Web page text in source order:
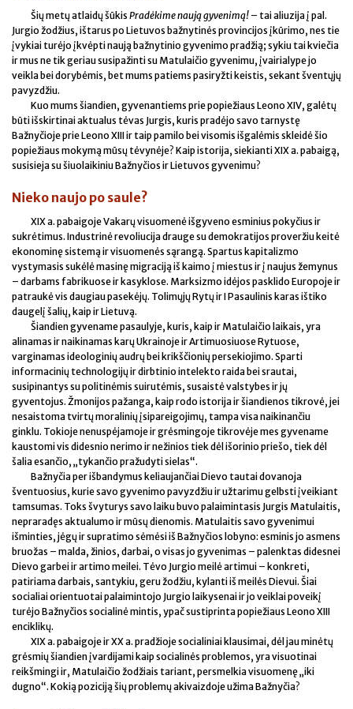
Šių metų atlaidų šūkis Pradėkime naują gyvenimą! – tai aliuzija į pal.
Jurgio žodžius, ištarus po Lietuvos bažnytinės provincijos įkūrimo, nes tie
įvykiai turėjo įkvėpti naują bažnytinio gyvenimo pradžią; sykiu tai kviečia
ir mus ne tik geriau susipažinti su Matulaičio gyvenimu, įvairialype jo
veikla bei dorybėmis, bet mums patiems pasiryžti keistis, sekant šventųjų
pavyzdžiu.
Kuo mums šiandien, gyvenantiems prie popiežiaus Leono XIV, galėtų
būti išskirtinai aktualus tėvas Jurgis, kuris pradėjo savo tarnystę
Bažnyčioje prie Leono XIII ir taip pamilo bei visomis išgalėmis skleidė šio
popiežiaus mokymą mūsų tėvynėje? Kaip istorija, siekianti XIX a. pabaigą,
susisieja su šiuolaikiniu Bažnyčios ir Lietuvos gyvenimu?
Nieko naujo po saule?
XIX a. pabaigoje Vakarų visuomenė išgyveno esminius pokyčius ir
sukrėtimus. Industrinė revoliucija drauge su demokratijos proveržiu keitė
ekonominę sistemą ir visuomenės sąrangą. Spartus kapitalizmo
vystymasis sukėlė masinę migraciją iš kaimo į miestus ir į naujus žemynus
– darbams fabrikuose ir kasyklose. Marksizmo idėjos pasklido Europoje ir
patraukė vis daugiau pasekėjų. Tolimųjų Rytų ir I Pasaulinis karas ištiko
daugelį šalių, kaip ir Lietuvą.
Šiandien gyvename pasaulyje, kuris, kaip ir Matulaičio laikais, yra
alinamas ir naikinamas karų Ukrainoje ir Artimuosiuose Rytuose,
varginamas ideologinių audrų bei krikščionių persekiojimo. Sparti
informacinių technologijų ir dirbtinio intelekto raida bei srautai,
susipinantys su politinėmis suirutėmis, susaistė valstybes ir jų
gyventojus. Žmonijos pažanga, kaip rodo istorija ir šiandienos tikrovė, jei
nesaistoma tvirtų moralinių įsipareigojimų, tampa visa naikinančiu
ginklu. Tokioje nenuspėjamoje ir grėsmingoje tikrovėje mes gyvename
kaustomi vis didesnio nerimo ir nežinios tiek dėl išorinio priešo, tiek dėl
šalia esančio, „tykančio pražudyti sielas“.
Bažnyčia per išbandymus keliaujančiai Dievo tautai dovanoja
šventuosius, kurie savo gyvenimo pavyzdžiu ir užtarimu gelbsti įveikiant
tamsumas. Toks švyturys savo laiku buvo palaimintasis Jurgis Matulaitis,
nepraradęs aktualumo ir mūsų dienomis. Matulaitis savo gyvenimui
išminties, jėgų ir supratimo sėmėsi iš Bažnyčios lobyno: esminis jo asmens
bruožas – malda, žinios, darbai, o visas jo gyvenimas – palenktas didesnei
Dievo garbei ir artimo meilei. Tėvo Jurgio meilė artimui – konkreti,
patiriama darbais, santykiu, geru žodžiu, kylanti iš meilės Dievui. Šiai
socialiai orientuotai palaimintojo Jurgio laikysenai ir jo veiklai poveikį
turėjo Bažnyčios socialinė mintis, ypač sustiprinta popiežiaus Leono XIII
enciklikų.
XIX a. pabaigoje ir XX a. pradžioje socialiniai klausimai, dėl jau minėtų
grėsmių šiandien įvardijami kaip socialinės problemos, yra visuotinai
reikšmingi ir, Matulaičio žodžiais tariant, persmelkia visuomenę „iki
dugno“. Kokią poziciją šių problemų akivaizdoje užima Bažnyčia?